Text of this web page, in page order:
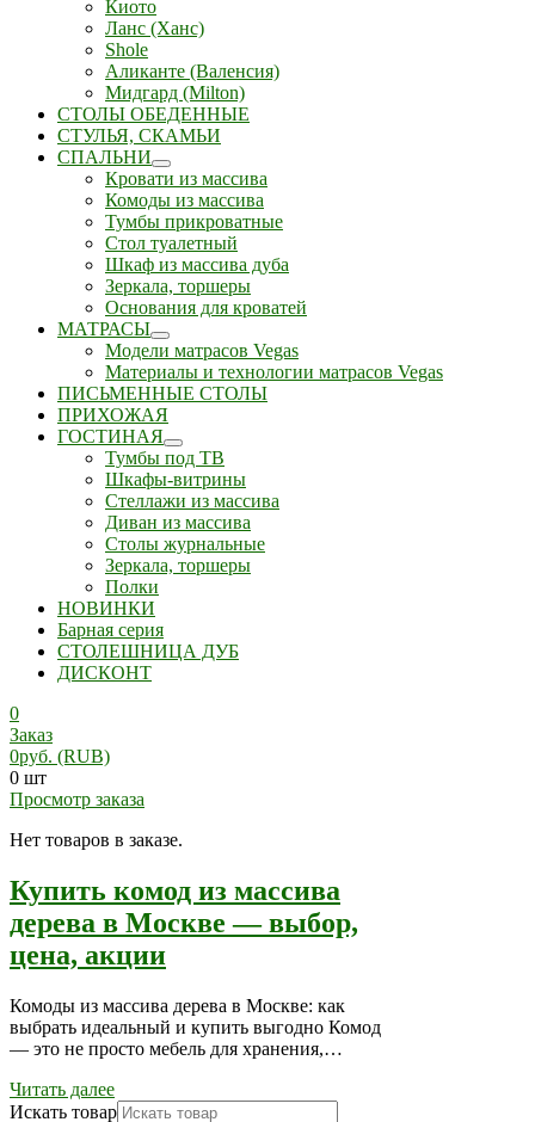
Киото
Ланс (Ханс)
Shole
Аликанте (Валенсия)
Мидгард (Milton)
СТОЛЫ ОБЕДЕННЫЕ
СТУЛЬЯ, СКАМЬИ
СПАЛЬНИ
Кровати из массива
Комоды из массива
Тумбы прикроватные
Стол туалетный
Шкаф из массива дуба
Зеркала, торшеры
Основания для кроватей
МАТРАСЫ
Модели матрасов Vegas
Материалы и технологии матрасов Vegas
ПИСЬМЕННЫЕ СТОЛЫ
ПРИХОЖАЯ
ГОСТИНАЯ
Тумбы под ТВ
Шкафы-витрины
Стеллажи из массива
Диван из массива
Столы журнальные
Зеркала, торшеры
Полки
НОВИНКИ
Барная серия
СТОЛЕШНИЦА ДУБ
ДИСКОНТ
0
Заказ
0руб. (RUB)
0 шт
Просмотр заказа
Нет товаров в заказе.
Купить комод из массива
дерева в Москве — выбор,
цена, акции
Комоды из массива дерева в Москве: как
выбрать идеальный и купить выгодно Комод
— это не просто мебель для хранения,…
Читать далее
Искать товар